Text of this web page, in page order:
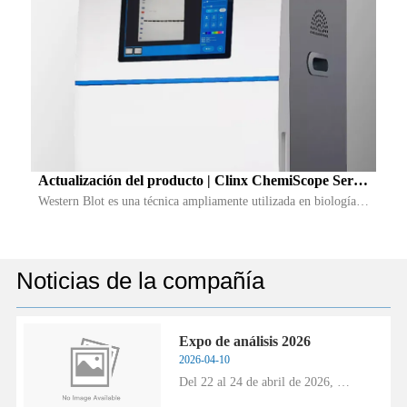
Actualización del producto | Clinx ChemiScope Serie
6000 Sistema de imágenes de quimioluminiscencia
Western Blot es una técnica ampliamente utilizada en biología
en muestras. Sin embargo, la mayoría de los sistemas come...
Noticias de la compañía
Expo de análisis 2026
2026-04-10
Del 22 al 24 de abril de 2026,